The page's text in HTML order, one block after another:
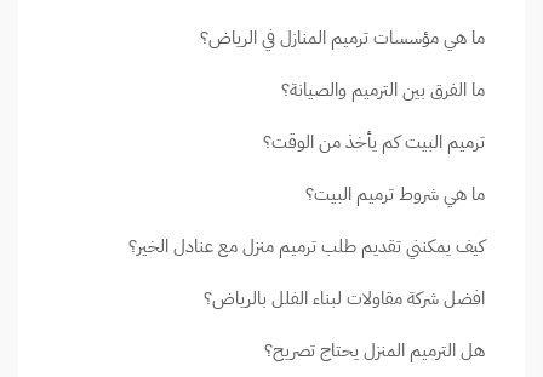
ما هي مؤسسات ترميم المنازل في الرياض؟
ما الفرق بين الترميم والصيانة؟
ترميم البيت كم يأخذ من الوقت؟
ما هي شروط ترميم البيت؟
كيف يمكنني تقديم طلب ترميم منزل مع عنادل الخير؟
افضل شركة مقاولات لبناء الفلل بالرياض؟
هل الترميم المنزل يحتاج تصريح؟